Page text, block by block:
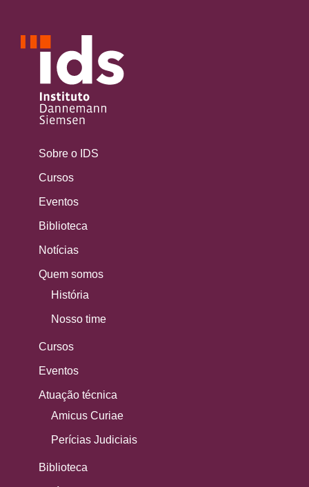
Sobre o IDS
Cursos
Eventos
Biblioteca
Notícias
Quem somos
História
Nosso time
Cursos
Eventos
Atuação técnica
Amicus Curiae
Perícias Judiciais
Biblioteca